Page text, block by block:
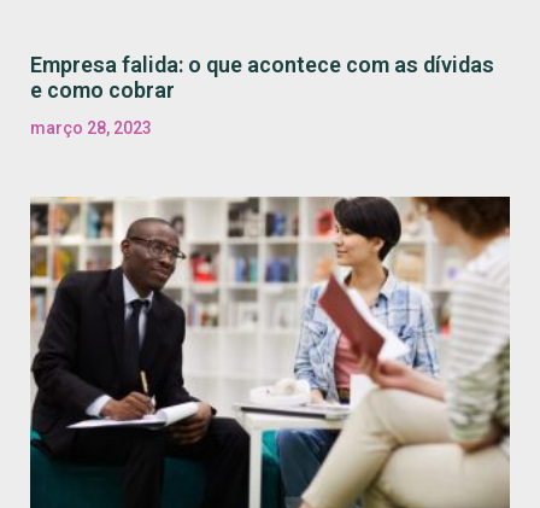
Empresa falida: o que acontece com as dívidas
e como cobrar
março 28, 2023